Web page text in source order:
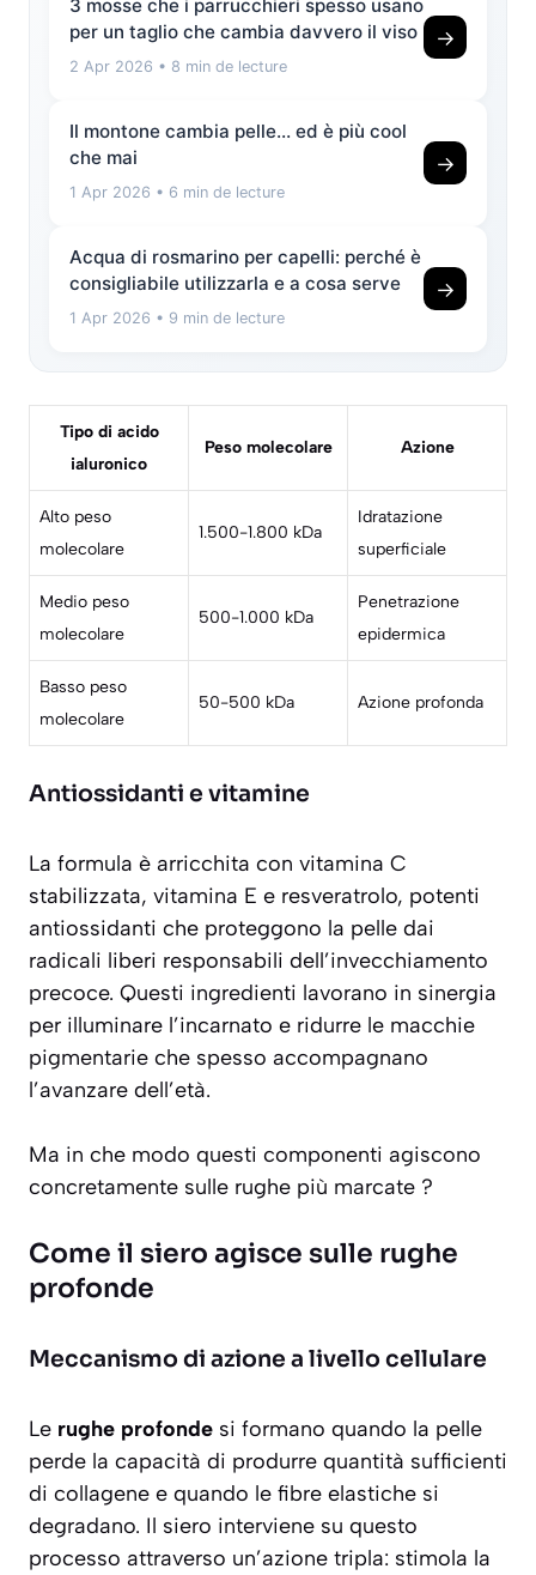
3 mosse che i parrucchieri spesso usano
per un taglio che cambia davvero il viso
2 Apr 2026 • 8 min de lecture
→
Il montone cambia pelle… ed è più cool
che mai
1 Apr 2026 • 6 min de lecture
→
Acqua di rosmarino per capelli: perché è
consigliabile utilizzarla e a cosa serve
1 Apr 2026 • 9 min de lecture
→
Tipo di acido
ialuronico
Peso molecolare Azione
Alto peso
molecolare
1.500-1.800 kDa
Idratazione
superficiale
Medio peso
molecolare
500-1.000 kDa
Penetrazione
epidermica
Basso peso
molecolare
50-500 kDa Azione profonda
Antiossidanti e vitamine
La formula è arricchita con vitamina C
stabilizzata, vitamina E e resveratrolo, potenti
antiossidanti che proteggono la pelle dai
radicali liberi responsabili dell’invecchiamento
precoce. Questi ingredienti lavorano in sinergia
per illuminare l’incarnato e ridurre le macchie
pigmentarie che spesso accompagnano
l’avanzare dell’età.
Ma in che modo questi componenti agiscono
concretamente sulle rughe più marcate ?
Come il siero agisce sulle rughe
profonde
Meccanismo di azione a livello cellulare
Le rughe profonde si formano quando la pelle
perde la capacità di produrre quantità sufficienti
di collagene e quando le fibre elastiche si
degradano. Il siero interviene su questo
processo attraverso un’azione tripla: stimola la